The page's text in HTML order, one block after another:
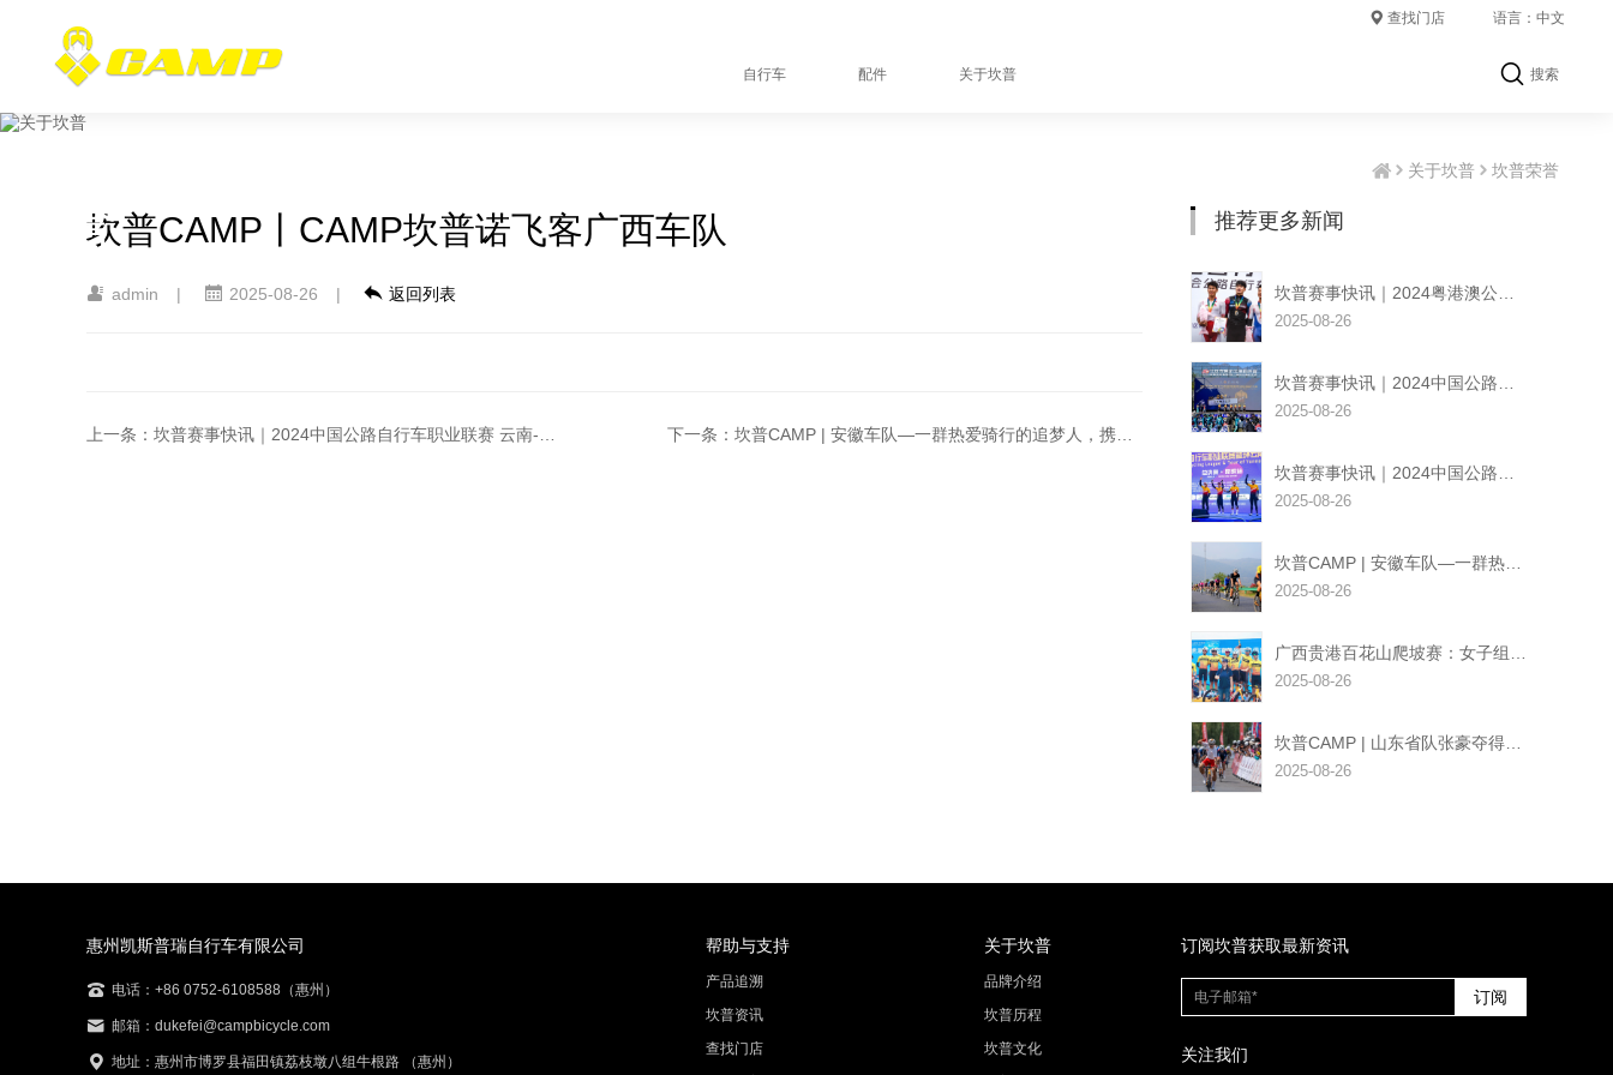
查找门店 语言：中文
自行车 配件 关于坎普 搜索
誉
关于坎普 坎普荣誉
坎普CAMP丨CAMP坎普诺飞客广西车队
admin | 2025-08-26 | 返回列表
推荐更多新闻
2025-08-26
2025-08-26
2025-08-26
2025-08-26
2025-08-26
2025-08-26
订阅坎普获取最新资讯
订阅
关注我们
帮助与支持
产品追溯
坎普资讯
查找门店
关于坎普
品牌介绍
坎普历程
坎普文化
惠州凯斯普瑞自行车有限公司
电话：+86 0752-6108588（惠州）
邮箱：dukefei@campbicycle.com
地址：惠州市博罗县福田镇荔枝墩八组牛根路 （惠州）